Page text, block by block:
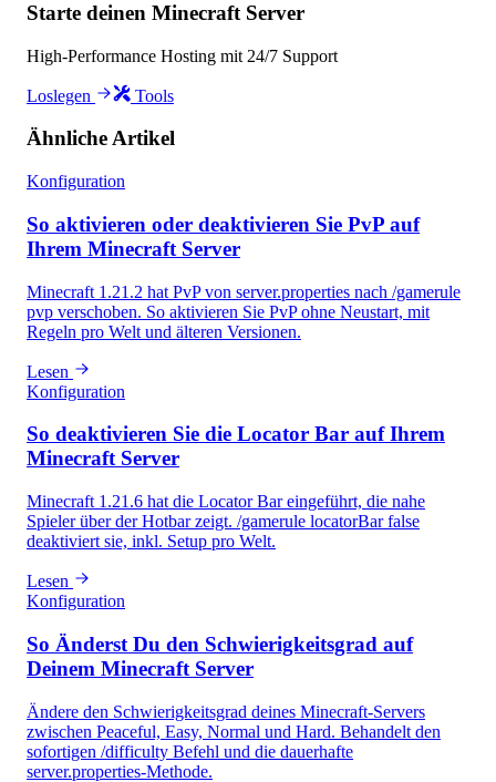
Starte deinen Minecraft Server
High-Performance Hosting mit 24/7 Support
Loslegen Tools
Ähnliche Artikel
Konfiguration
So aktivieren oder deaktivieren Sie PvP auf
Ihrem Minecraft Server
Minecraft 1.21.2 hat PvP von server.properties nach /gamerule
pvp verschoben. So aktivieren Sie PvP ohne Neustart, mit
Regeln pro Welt und älteren Versionen.
Lesen
Konfiguration
So deaktivieren Sie die Locator Bar auf Ihrem
Minecraft Server
Minecraft 1.21.6 hat die Locator Bar eingeführt, die nahe
Spieler über der Hotbar zeigt. /gamerule locatorBar false
deaktiviert sie, inkl. Setup pro Welt.
Lesen
Konfiguration
So Änderst Du den Schwierigkeitsgrad auf
Deinem Minecraft Server
Ändere den Schwierigkeitsgrad deines Minecraft-Servers
zwischen Peaceful, Easy, Normal und Hard. Behandelt den
sofortigen /difficulty Befehl und die dauerhafte
server.properties-Methode.